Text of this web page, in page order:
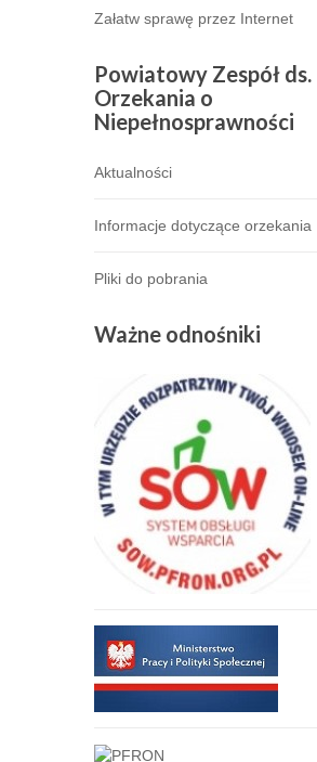
Załatw sprawę przez Internet
Powiatowy Zespół ds.
Orzekania o
Niepełnosprawności
Aktualności
Informacje dotyczące orzekania
Pliki do pobrania
Ważne odnośniki